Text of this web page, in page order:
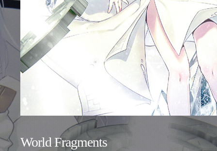
World Fragments